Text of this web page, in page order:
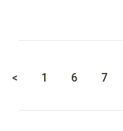
< 1 6 7